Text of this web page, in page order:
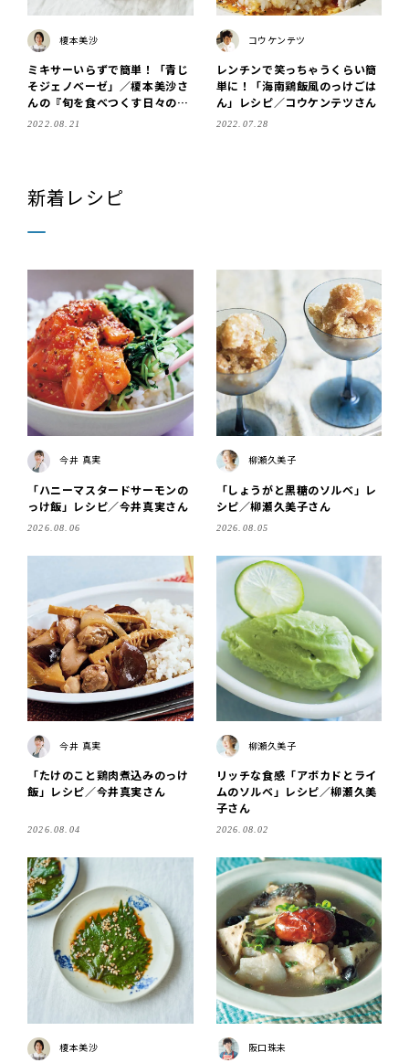
榎本美沙
ミキサーいらずで簡単！「青じ
そジェノベーゼ」／榎本美沙さ
んの『旬を食べつくす日々の食
卓』
2022.08.21
コウケンテツ
レンチンで笑っちゃうくらい簡
単に！「海南鶏飯風のっけごは
ん」レシピ／コウケンテツさん
2022.07.28
新着レシピ
今井 真実
「ハニーマスタードサーモンの
っけ飯」レシピ／今井真実さん
2026.08.06
柳瀬久美子
「しょうがと黒糖のソルベ」レ
シピ／柳瀬久美子さん
2026.08.05
今井 真実
「たけのこと鶏肉煮込みのっけ
飯」レシピ／今井真実さん
2026.08.04
柳瀬久美子
リッチな食感「アボカドとライ
ムのソルベ」レシピ／柳瀬久美
子さん
2026.08.02
榎本美沙 阪口珠未